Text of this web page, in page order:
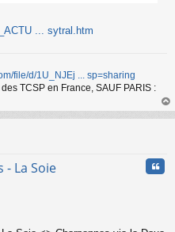
... sytral.htm
file/d/1U_NJEj ... sp=sharing
TCSP en France, SAUF PARIS :
au
- La Soie